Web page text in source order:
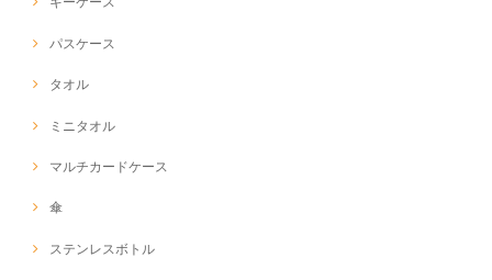
パスケース
タオル
ミニタオル
マルチカードケース
傘
ステンレスボトル